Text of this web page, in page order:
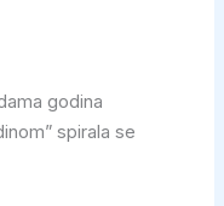
godina
spirala se